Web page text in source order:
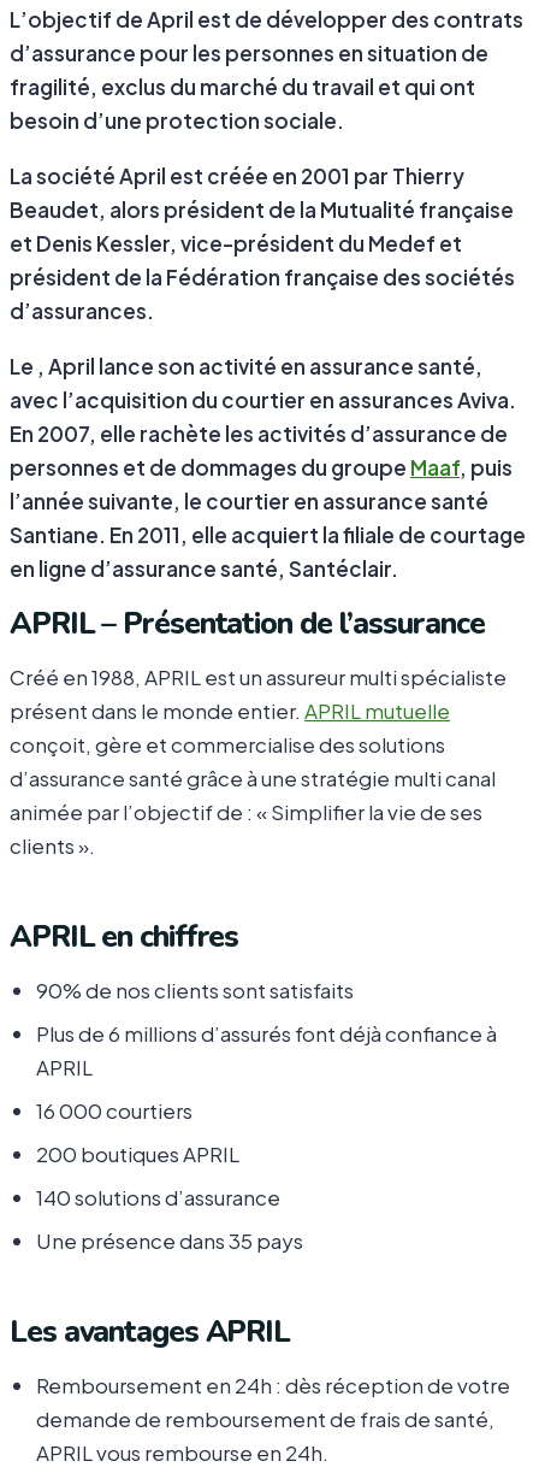
L’objectif de April est de développer des contrats
d’assurance pour les personnes en situation de
fragilité, exclus du marché du travail et qui ont
besoin d’une protection sociale.
La société April est créée en 2001 par Thierry
Beaudet, alors président de la Mutualité française
et Denis Kessler, vice-président du Medef et
président de la Fédération française des sociétés
d’assurances.
Le , April lance son activité en assurance santé,
avec l’acquisition du courtier en assurances Aviva.
En 2007, elle rachète les activités d’assurance de
personnes et de dommages du groupe Maaf, puis
l’année suivante, le courtier en assurance santé
Santiane. En 2011, elle acquiert la filiale de courtage
en ligne d’assurance santé, Santéclair.
APRIL – Présentation de l’assurance
Créé en 1988, APRIL est un assureur multi spécialiste
présent dans le monde entier. APRIL mutuelle
conçoit, gère et commercialise des solutions
d’assurance santé grâce à une stratégie multi canal
animée par l’objectif de : « Simplifier la vie de ses
clients ».
APRIL en chiffres
90% de nos clients sont satisfaits
Plus de 6 millions d’assurés font déjà confiance à
APRIL
16 000 courtiers
200 boutiques APRIL
140 solutions d’assurance
Une présence dans 35 pays
Les avantages APRIL
Remboursement en 24h : dès réception de votre
demande de remboursement de frais de santé,
APRIL vous rembourse en 24h.